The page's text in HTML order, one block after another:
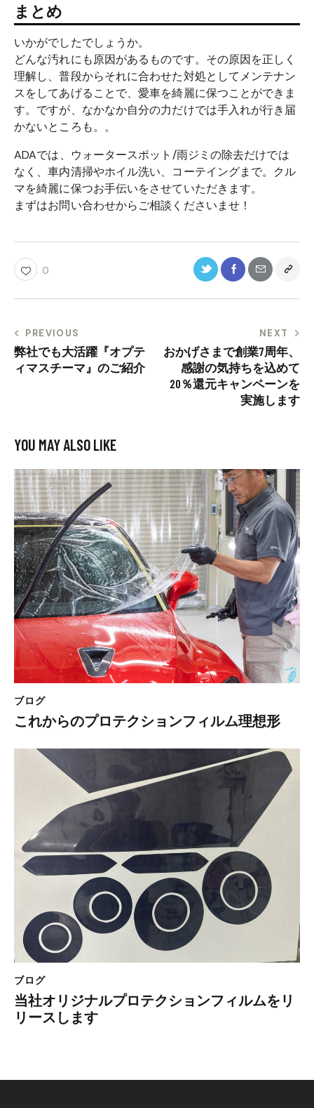
まとめ
いかがでしたでしょうか。
どんな汚れにも原因があるものです。その原因を正しく
理解し、普段からそれに合わせた対処としてメンテナン
スをしてあげることで、愛車を綺麗に保つことができま
す。ですが、なかなか自分の力だけでは手入れが行き届
かないところも。。
ADAでは、ウォータースポット/雨ジミの除去だけでは
なく、車内清掃やホイル洗い、コーテイングまで。クル
マを綺麗に保つお手伝いをさせていただきます。
まずはお問い合わせからご相談くださいませ！
0
PREVIOUS
弊社でも大活躍『オプテ
ィマスチーマ』のご紹介
NEXT
おかげさまで創業7周年、
感謝の気持ちを込めて
20％還元キャンペーンを
実施します
YOU MAY ALSO LIKE
ブログ
これからのプロテクションフィルム理想形
ブログ
当社オリジナルプロテクションフィルムをリ
リースします